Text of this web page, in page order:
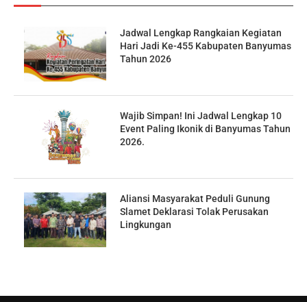
Jadwal Lengkap Rangkaian Kegiatan
Hari Jadi Ke-455 Kabupaten Banyumas
Tahun 2026
Wajib Simpan! Ini Jadwal Lengkap 10
Event Paling Ikonik di Banyumas Tahun
2026.
Aliansi Masyarakat Peduli Gunung
Slamet Deklarasi Tolak Perusakan
Lingkungan